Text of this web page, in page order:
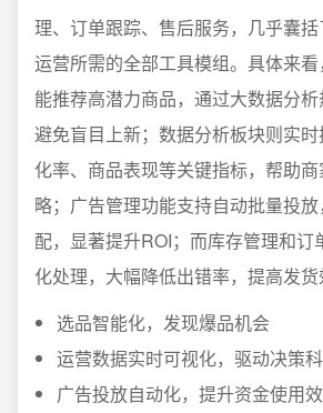
理、订单跟踪、售后服务，几乎囊
运营所需的全部工具模组。具体来
能推荐高潜力商品，通过大数据分
避免盲目上新；数据分析板块则实
化率、商品表现等关键指标，帮助
略；广告管理功能支持自动批量投
配，显著提升ROI；而库存管理和订
化处理，大幅降低出错率，提高发货
选品智能化，发现爆品机会
运营数据实时可视化，驱动决策
广告投放自动化，提升资金使用